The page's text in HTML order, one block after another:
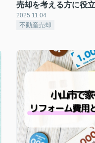
売却を考える方に役
2025.11.04
不動産売却